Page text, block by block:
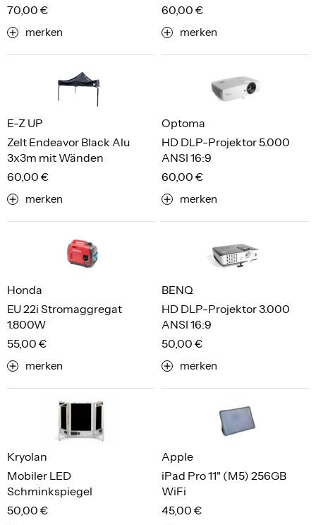
70,00 €
merken
60,00 €
merken
Zelt Endeavor Black Alu
3x3m mit Wänden
E-Z UP
60,00 €
merken
HD DLP-Projektor 5.000
ANSI 16:9
Optoma
60,00 €
merken
EU 22i Stromaggregat
1.800W
Honda
55,00 €
merken
HD DLP-Projektor 3.000
ANSI 16:9
BENQ
50,00 €
merken
Mobiler LED
Schminkspiegel
Kryolan
50,00 €
iPad Pro 11" (M5) 256GB
WiFi
Apple
45,00 €